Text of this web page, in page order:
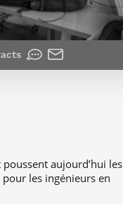
Focus
Newsroom
Pressroom
d’emplois
et
aujourd’hui les
les ingénieurs en